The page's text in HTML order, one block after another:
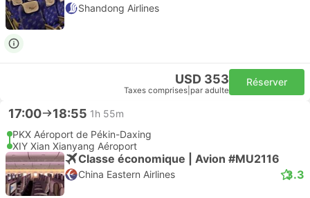
Shandong Airlines
USD 353
Taxes comprises par adulte
Réserver
17:00 18:55 1h 55m
PKX Aéroport de Pékin-Daxing
XIY Xian Xianyang Aéroport
Classe économique | Avion #MU2116
China Eastern Airlines 3.3